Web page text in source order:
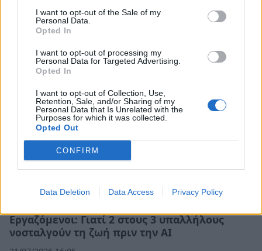
I want to opt-out of the Sale of my
Personal Data.
Opted In
I want to opt-out of processing my
Personal Data for Targeted Advertising.
Opted In
I want to opt-out of Collection, Use,
Retention, Sale, and/or Sharing of my
Personal Data that Is Unrelated with the
Purposes for which it was collected.
Opted Out
CONFIRM
Data Deletion Data Access Privacy Policy
γλιτώσουν τα πρόστιμα
01/08/2026 10:05
Εργαζόμενοι: Γιατί 2 στους 3 υπαλλήλους
νοσταλγούν τη ζωή πριν την ΑΙ